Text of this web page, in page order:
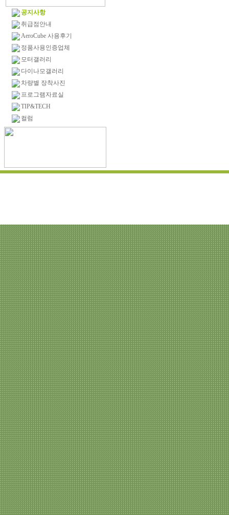
공지사항
취급점안내
AeroCube 사용후기
정품사용인증업체
모터갤러리
다이나모갤러리
차량별 장착사진
프로그램자료실
TIP&TECH
컬럼